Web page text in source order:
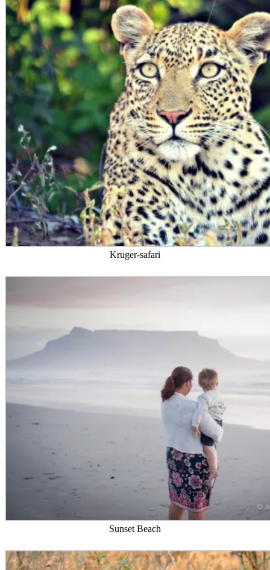
Sunset